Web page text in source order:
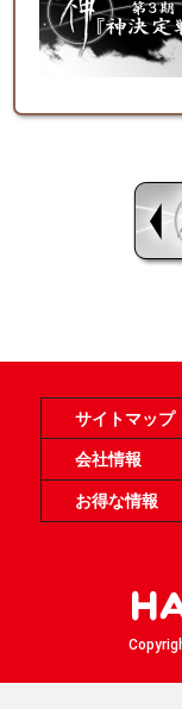
サイトマップ
オンラインシ
買取
記事
選手一覧
デッキ検索
デッキ構築
イベント・大会
店舗のご案内
お問い合わせ
ヘルプ
FAQ
会社情報
利用規約
スタッフ募集
特定商取引法
個人情報保護
企業情報
お得な情報